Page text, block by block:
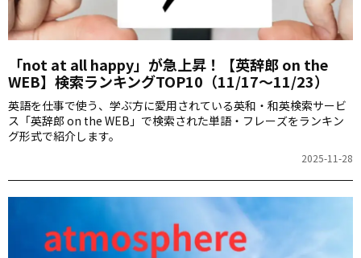
「not at all happy」が急上昇！【英辞郎 on the
WEB】検索ランキングTOP10（11/17〜11/23）
英語を仕事で使う、学ぶ方に愛用されている英和・和英検索サービ
ス「英辞郎 on the WEB」で検索された単語・フレーズをランキン
グ形式で紹介します。
2025-11-28